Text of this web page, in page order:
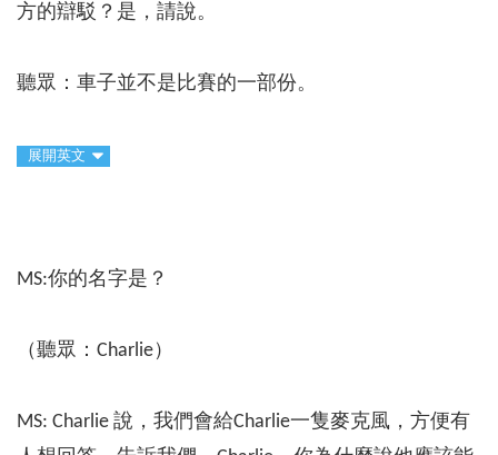
方的辯駁？是，請說。
聽眾：車子並不是比賽的一部份。
展開英文
MS:你的名字是？
（聽眾：Charlie）
MS: Charlie 說，我們會給Charlie一隻麥克風，方便有